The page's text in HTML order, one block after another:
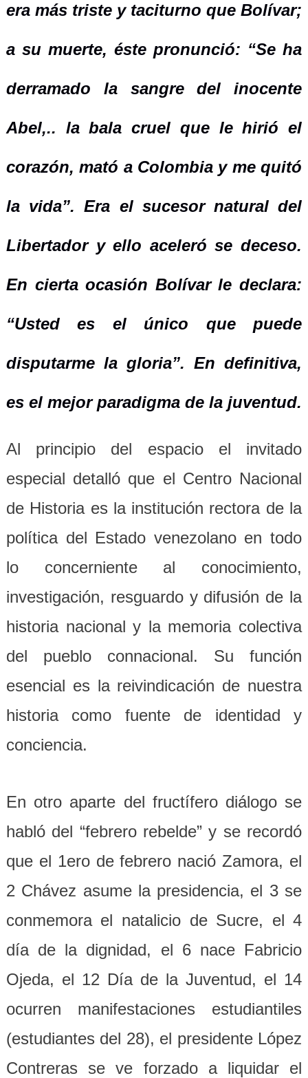
era más triste y taciturno que Bolívar;
a su muerte, éste pronunció: “Seha
derramado la sangredel inocente
Abel,.. la bala cruel que le hirió el
corazón, mató a Colombia y me quitó
la vida”. Era el sucesor natural del
Libertador y ello aceleró se deceso.
En cierta ocasión Bolívar le declara:
“Usted es el único que puede
disputarme la gloria”. En definitiva,
es el mejor paradigma de la juventud.
Al principio del espacio el invitado
especial detalló que el Centro Nacional
de Historia es la institución rectora de la
política del Estado venezolano en todo
lo concerniente al conocimiento,
investigación, resguardo y difusión de la
historia nacional y la memoria colectiva
del pueblo connacional. Su función
esencial es la reivindicación de nuestra
historia como fuente de identidad y
conciencia.
En otro aparte del fructífero diálogo se
habló del “febrero rebelde” y se recordó
que el 1ero de febrero nació Zamora, el
2 Chávez asume la presidencia, el 3 se
conmemora el natalicio de Sucre, el 4
día de la dignidad, el 6 nace Fabricio
Ojeda, el 12 Día de la Juventud, el 14
ocurren manifestaciones estudiantiles
(estudiantes del 28), el presidente López
Contreras se ve forzado a liquidar el